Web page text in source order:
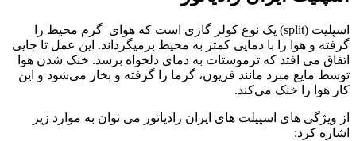
اسپلیت (split) یک نوع کولر گازی است که هوای گرم محیط را
گرفته و هوا را با دمایی کمتر به محیط برمیگرداند. این عمل تا جایی
اتفاق می افتد که ترموستات به دمای دلخواه برسد. خنک شدن هوا
توسط مایع مبرد مانند فریون، گرما را گرفته و بخار می‌شود و این
کار هوا را خنک می‌کند.
از ویژگی های اسپیلت های ایران رادیاتور می توان به موارد زیر
اشاره کرد: